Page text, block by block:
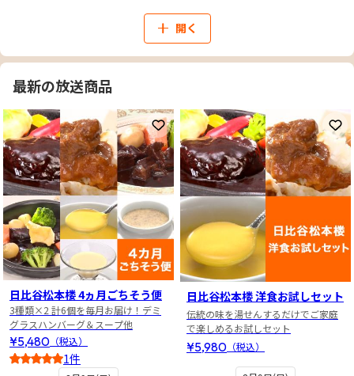
開く
最新の放送商品
お気に入りに登録
日比谷松本楼 4ヵ月ごちそう便
3種類×2 計6個を毎月お届け！デミ
グラスハンバーグ＆スープ他
¥5,480 （税込）
1件
お
日比谷松本楼 洋食お試しセット
伝統の味を湯せんするだけでご家庭
で楽しめるお試しセット
¥5,980 （税込）